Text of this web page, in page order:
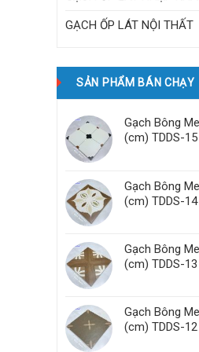
GẠCH ỐP LÁT NỘI THẤT
SẢN PHẨM BÁN CHẠY
Gạch Bông
(cm) TDDS-15
Gạch Bông
(cm) TDDS-14
Gạch Bông
(cm) TDDS-13
Gạch Bông
(cm) TDDS-12